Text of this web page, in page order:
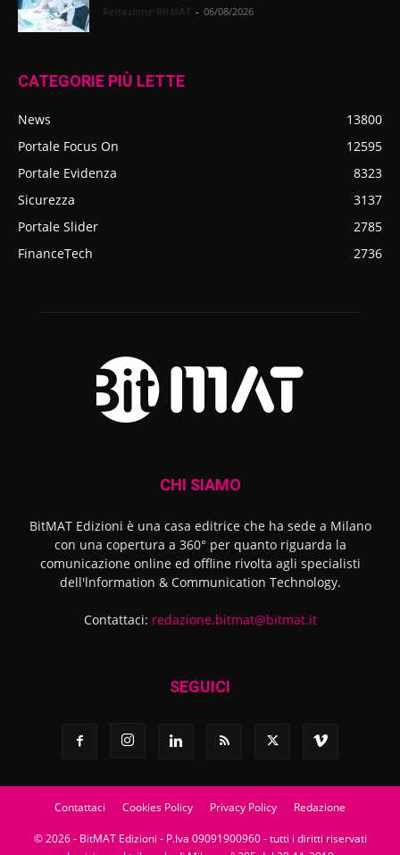
- 06/08/2026
CATEGORIE PIÙ LETTE
News
13800
Portale Focus On
12595
Portale Evidenza
8323
Sicurezza
3137
Portale Slider
2785
FinanceTech
2736
CHI SIAMO
BitMAT Edizioni è una casa editrice che ha sede a Milano
con una copertura a 360° per quanto riguarda la
comunicazione online ed offline rivolta agli specialisti
dell'lnformation & Communication Technology.
Contattaci: redazione.bitmat@bitmat.it
SEGUICI
Contattaci Cookies Policy Privacy Policy Redazione
© 2026 - BitMAT Edizioni - P.Iva 09091900960 - tutti i diritti riservati